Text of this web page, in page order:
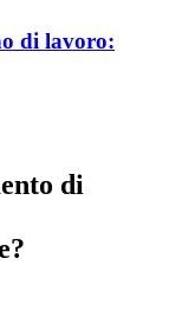
di lavoro:
di